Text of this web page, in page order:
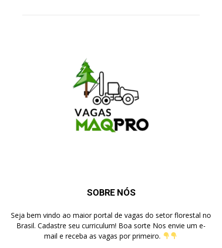
SOBRE NÓS
Seja bem vindo ao maior portal de vagas do setor florestal no
Brasil. Cadastre seu curriculum! Boa sorte Nos envie um e-
mail e receba as vagas por primeiro.